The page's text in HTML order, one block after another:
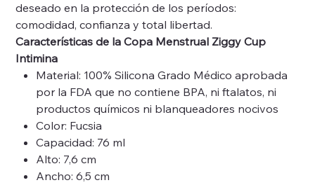
deseado en la protección de los períodos:
comodidad, confianza y total libertad.
Características de la Copa Menstrual Ziggy Cup
Intimina
Material: 100% Silicona Grado Médico aprobada
por la FDA que no contiene BPA, ni ftalatos, ni
productos químicos ni blanqueadores nocivos
Color: Fucsia
Capacidad: 76 ml
Alto: 7,6 cm
Ancho: 6,5 cm